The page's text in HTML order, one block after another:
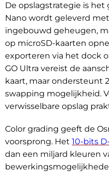
De opslagstrategie is het
Nano wordt geleverd met
ingebouwd geheugen,
op microSD-kaarten
exporteren via het dock
GO Ultra vereist de
kaart, maar ondersteunt
swapping mogelijkheid.
verwisselbare opslag
Color grading geeft de
voorsprong. Het 10-bits
dan een miljard kleuren